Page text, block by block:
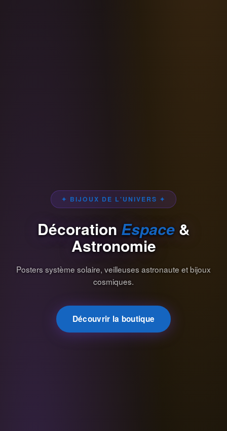
✦ BIJOUX DE L'UNIVERS ✦
Décoration Espace&
Astronomie
Posters système solaire, veilleuses astronaute et bijoux
cosmiques.
Découvrir la boutique